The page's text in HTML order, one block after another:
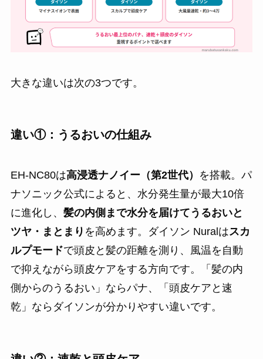
大きな違いは次の3つです。
違い①：うるおいの仕組み
EH-NC80は高浸透ナノイー（第2世代）
を搭載。パ
ナソニック公式によると、水分発生量が最大10倍
に進化し、 髪の内側まで水分を届けてうるおいと
ツヤ・まとまり を高めます。ダイソン Nuralはスカ
ルプモードで頭皮と髪の距離を測り、風温を自動
で抑えながら頭皮ケアをする方向です。「髪の内
側からのうるおい」ならパナ、「頭皮ケアと速
乾」ならダイソンが分かりやすい違いです。